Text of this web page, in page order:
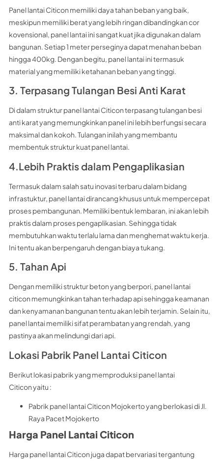
Panel lantai Citicon memiliki daya tahan beban yang baik,
meskipun memiliki berat yang lebih ringan dibandingkan cor
kovensional, panel lantai ini sangat kuat jika digunakan dalam
bangunan. Setiap 1 meter perseginya dapat menahan beban
hingga 400kg. Dengan begitu, panel lantai ini termasuk
material yang memiliki ketahanan beban yang tinggi.
3. Terpasang Tulangan Besi Anti Karat
Di dalam struktur panel lantai Citicon terpasang tulangan besi
anti karat yang memungkinkan panel ini lebih berfungsi secara
maksimal dan kokoh. Tulangan inilah yang membantu
membentuk struktur kuat panel lantai.
4.Lebih Praktis dalam Pengaplikasian
Termasuk dalam salah satu inovasi terbaru dalam bidang
infrastuktur, panel lantai dirancang khusus untuk mempercepat
proses pembangunan. Memiliki bentuk lembaran, ini akan lebih
praktis dalam proses pengaplikasian. Sehingga tidak
membutuhkan waktu terlalu lama dan menghemat waktu kerja.
Ini tentu akan berpengaruh dengan biaya tukang.
5. Tahan Api
Dengan memiliki struktur beton yang berpori, panel lantai
citicon memungkinkan tahan terhadap api sehingga keamanan
dan kenyamanan bangunan tentu akan lebih terjamin. Selain itu,
panel lantai memiliki sifat perambatan yang rendah, yang
pastinya akan melindungi dari api.
Lokasi Pabrik Panel Lantai Citicon
Berikut lokasi pabrik yang memproduksi panel lantai
Citicon yaitu :
Pabrik panel lantai Citicon Mojokerto yang berlokasi di Jl.
Raya Pacet Mojokerto
Harga Panel Lantai Citicon
Harga panel lantai Citicon juga dapat bervariasi tergantung